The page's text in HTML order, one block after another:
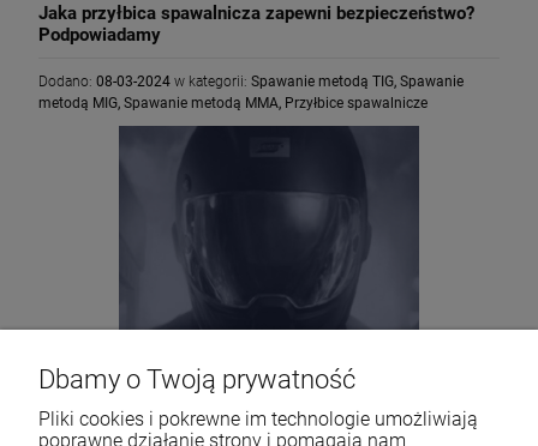
Jaka przyłbica spawalnicza zapewni bezpieczeństwo?
Podpowiadamy
Dodano: 08-03-2024 w kategorii: Spawanie metodą TIG, Spawanie
metodą MIG, Spawanie metodą MMA, Przyłbice spawalnicze
Dbamy o Twoją prywatność
Pliki cookies i pokrewne im technologie umożliwiają
poprawne działanie strony i pomagają nam